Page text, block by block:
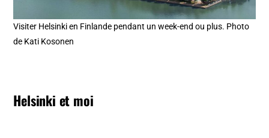
Visiter Helsinki en Finlande pendant un week-end ou plus. Photo
de Kati Kosonen
Helsinki et moi